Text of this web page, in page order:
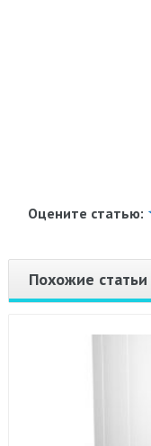
Оцените статью:
Похожие статьи